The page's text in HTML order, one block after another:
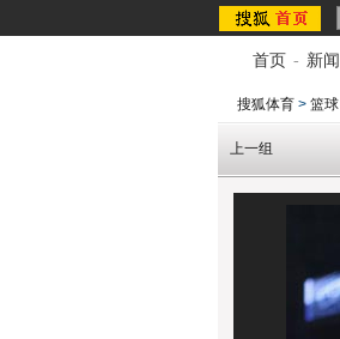
首页 - 新闻
搜狐体育 > 篮球
上一组